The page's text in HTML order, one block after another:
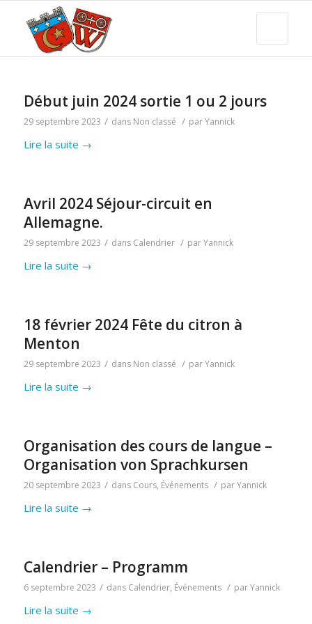
Début juin 2024 sortie 1 ou 2 jours
29 septembre 2023 / dans Non classé / parYannick
Lire la suite →
Avril 2024 Séjour-circuit en
Allemagne.
29 septembre 2023 / dans Calendrier / parYannick
Lire la suite →
18 février 2024 Fête du citron à
Menton
29 septembre 2023 / dans Non classé / parYannick
Lire la suite →
Organisation des cours de langue –
Organisation von Sprachkursen
20 septembre 2023 / dans Cours, Événements / parYannick
Lire la suite →
Calendrier – Programm
6 septembre 2023 / dans Calendrier, Événements / parYannick
Lire la suite →